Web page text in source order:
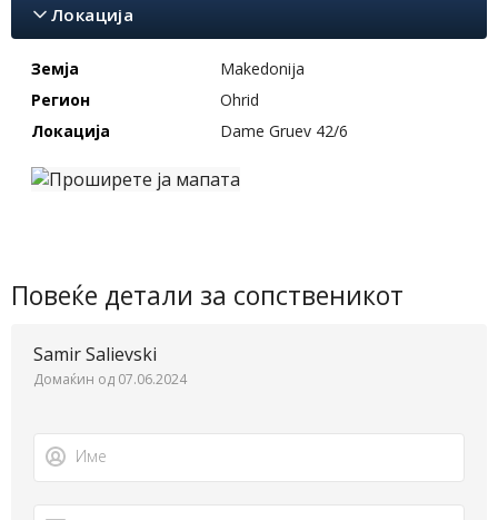
Локација
Земја
Makedonija
Регион
Ohrid
Локација
Dame Gruev 42/6
Повеќе детали за сопственикот
Samir Salievski
Домаќин од 07.06.2024